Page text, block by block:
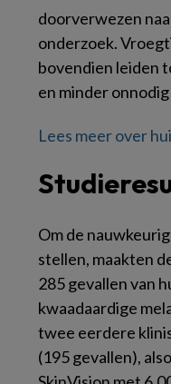
doorverwezen
onderzoek.
bovendien leiden
en minder
Lees meer over
Om de
stellen, maakten
285 gevallen van
kwaadaardige
twee eerdere
(195 gevallen),